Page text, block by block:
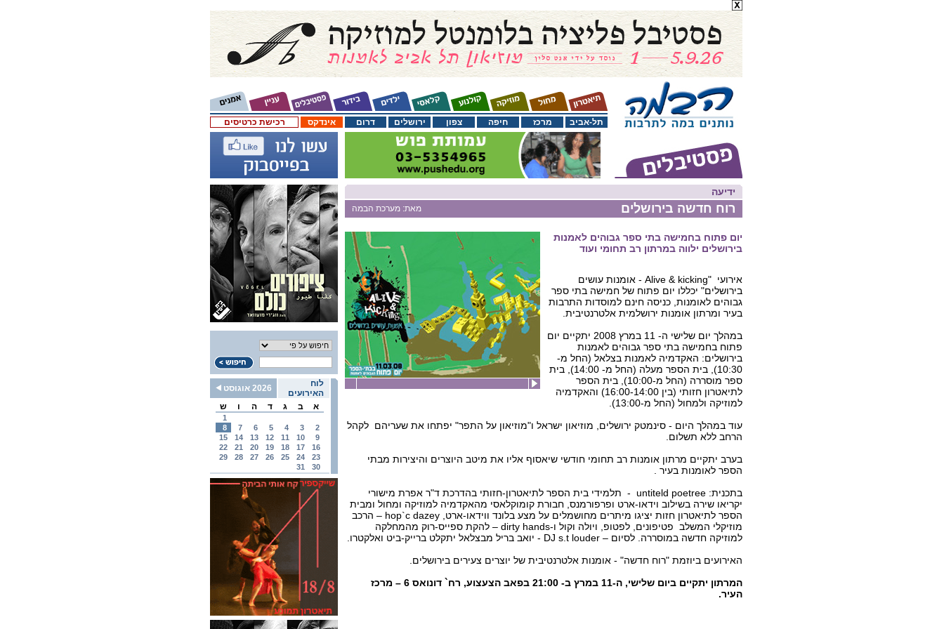
רכישת כרטיסים אינדקס דרום ירושלים צפון חיפה מרכז תל-אביב
לוח
האירועים
2026 אוגוסט
א
ב ג ד ה ו ש
1
2
3
4
5
6
7
8
9
10
11
12
13
14
15
16
17
18
19
20
21
22
23
24
25
26
27
28
29
30
31
ידיעה
מאת: מערכת הבמה רוח חדשה בירושלים
יום פתוח בחמישה בתי ספר גבוהים לאמנות
בירושלים ילווה במרתון רב תחומי ועוד
אירועי "Alive & kicking - אומנות עושים
בירושלים" יכללו יום פתוח של חמישה בתי ספר
גבוהים לאומנות, כניסה חינם למוסדות התרבות
בעיר ומרתון אומנות ירושלמית אלטרנטיבית.
במהלך יום שלישי ה- 11 במרץ 2008 יתקיים יום
פתוח בחמישה בתי ספר גבוהים לאמנות
בירושלים: האקדמיה לאמנות בצלאל (החל מ-
10:30), בית הספר מעלה (החל מ- 14:00), בית
ספר מוסררה (החל מ-10:00), בית הספר
לתיאטרון חזותי (בין 16:00-14:00) והאקדמיה
למוזיקה ולמחול (החל מ-13:00).
עוד במהלך היום - סינמטק ירושלים, מוזיאון ישראל ו"מוזיאון על התפר" יפתחו את שעריהם לקהל
הרחב ללא תשלום.
בערב יתקיים מרתון אומנות רב תחומי חודשי שיאסוף אליו את מיטב היוצרים והיצירות מבתי
הספר לאומנות בעיר .
בתכנית: untiteld poetree - תלמידי בית הספר לתיאטרון-חזותי בהדרכת ד"ר אפרת מישורי
יקריאו שירה בשילוב וידאו-ארט ופרפורמנס, חבורת קומוקלאסי מהאקדמיה למוזיקה ומחול ומבית
הספר לתיאטרון חזות יציגו מיתרים מחושמלים על מצע בלונד ווידאו-ארט, hop`c dazey – הרכב
מוזיקלי המשלב פטיפונים, לפטופ, ויולה וקול ו-dirty hands – להקת ספייס-רוק מהמחלקה
למוזיקה חדשה במוסררה. לסיום – DJ s.t louder - יואב בריל מבצלאל יתקלט ברייק-ביט ואלקטרו.
האירועים ביוזמת "רוח חדשה" - אומנות אלטרנטיבית של יוצרים צעירים בירושלים.
המרתון יתקיים ביום שלישי, ה-11 במרץ ב- 21:00 בפאב הצעצוע, רח` דונואס 6 – מרכז
העיר.